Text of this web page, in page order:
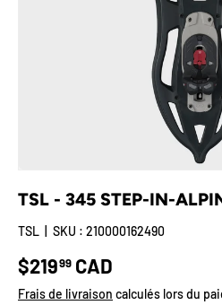
TSL - 345 STEP-IN-
TSL SKU : 210000162490
Prix habituel
$21999 CAD
Frais de livraison calculés lors du